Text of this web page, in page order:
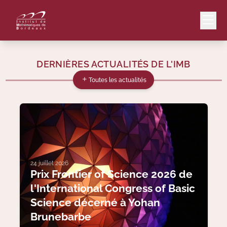
EN
Lang
Le Laboratoire
Recherche
DERNIÈRES ACTUALITÉS DE L'IMB
Toutes les actualités
24 juillet 2026
Prix Frontier of Science 2026 de
l'International Congress of Basic
Science décerné à Yohan
Brunebarbe